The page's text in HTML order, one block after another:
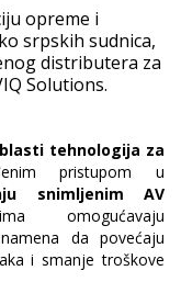
opreme i
srpskih sudnica,
distributera za
Solutions.
tehnologija za
pristupom u
snimljenim AV
omogućavaju
da povećaju
i smanje troškove